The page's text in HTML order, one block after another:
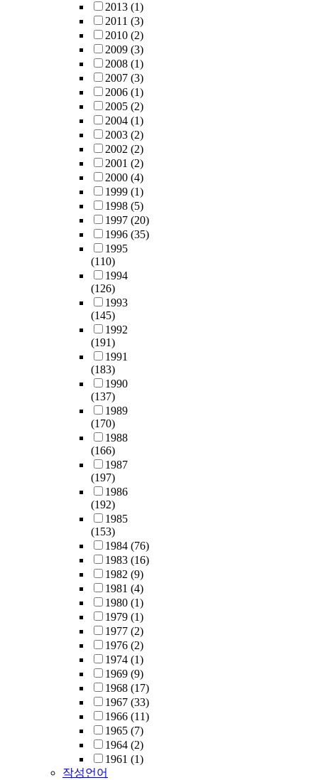
2013 (1)
2011 (3)
2010 (2)
2009 (3)
2008 (1)
2007 (3)
2006 (1)
2005 (2)
2004 (1)
2003 (2)
2002 (2)
2001 (2)
2000 (4)
1999 (1)
1998 (5)
1997 (20)
1996 (35)
1995
(110)
1994
(126)
1993
(145)
1992
(191)
1991
(183)
1990
(137)
1989
(170)
1988
(166)
1987
(197)
1986
(192)
1985
(153)
1984 (76)
1983 (16)
1982 (9)
1981 (4)
1980 (1)
1979 (1)
1977 (2)
1976 (2)
1974 (1)
1969 (9)
1968 (17)
1967 (33)
1966 (11)
1965 (7)
1964 (2)
1961 (1)
작성언어